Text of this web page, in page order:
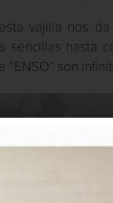
vajilla nos
sencillas hasta
son